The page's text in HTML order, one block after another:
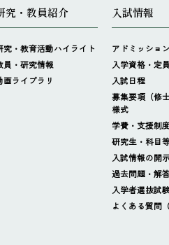
究・教員紹介
究・教育活動ハイライト
員・研究情報
画ライブラリ
入試情報
アドミッショ
入学資格・定員
入試日程
募集要項（修
様式
学費・支援制度
研究生・科目
入試情報の開
過去問題・解
入学者選抜試
よくある質問（